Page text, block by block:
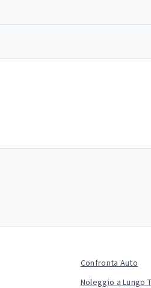
Confronta Auto
Noleggio a Lungo